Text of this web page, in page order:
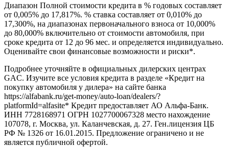
Диапазон Полной стоимости кредита в % годовых составляет
от 0,005% до 17,817%. % ставка составляет от 0,010% до
17,300%, на диапазонах первоначального взноса от 10,000%
до 80,000% включительно от стоимости автомобиля, при
сроке кредита от 12 до 96 мес. и определяется индивидуально.
Оценивайте свои финансовые возможности и риски*.
Подробнее уточняйте в официальных дилерских центрах
GAC. Изучите все условия кредита в разделе «Кредит на
покупку автомобиля у дилера» на сайте банка
https://alfabank.ru/get-money/auto-loan/dealers/?
platformId=alfasite* Кредит предоставляет АО Альфа-Банк.
ИНН 7728168971 ОГРН 1027700067328 место нахождение
107078, г. Москва, ул. Каланчевская, д. 27. Ген.лицензия ЦБ
РФ № 1326 от 16.01.2015. Предложение ограничено и не
является публичной офертой.